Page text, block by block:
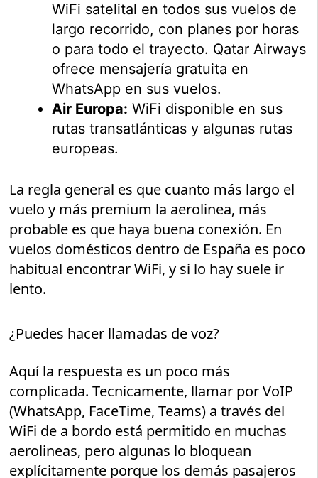
WiFi satelital en todos sus vuelos de
largo recorrido, con planes por horas
o para todo el trayecto. Qatar Airways
ofrece mensajería gratuita en
WhatsApp en sus vuelos.
Air Europa: WiFi disponible en sus
rutas transatlánticas y algunas rutas
europeas.
La regla general es que cuanto más largo el
vuelo y más premium la aerolinea, más
probable es que haya buena conexión. En
vuelos domésticos dentro de España es poco
habitual encontrar WiFi, y si lo hay suele ir
lento.
¿Puedes hacer llamadas de voz?
Aquí la respuesta es un poco más
complicada. Tecnicamente, llamar por VoIP
(WhatsApp, FaceTime, Teams) a través del
WiFi de a bordo está permitido en muchas
aerolineas, pero algunas lo bloquean
explícitamente porque los demás pasajeros